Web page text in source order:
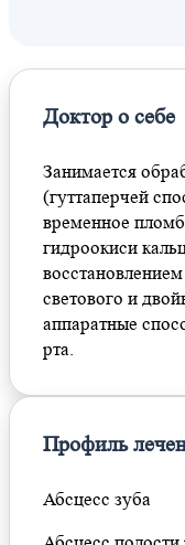
Доктор о себе
Занимается
(гуттаперчей
временное
гидроокиси
светового и
аппаратные
рта.
Профиль
Абсцесс зуба